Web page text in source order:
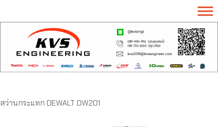
สว่านกระแทก DEWALT DW201